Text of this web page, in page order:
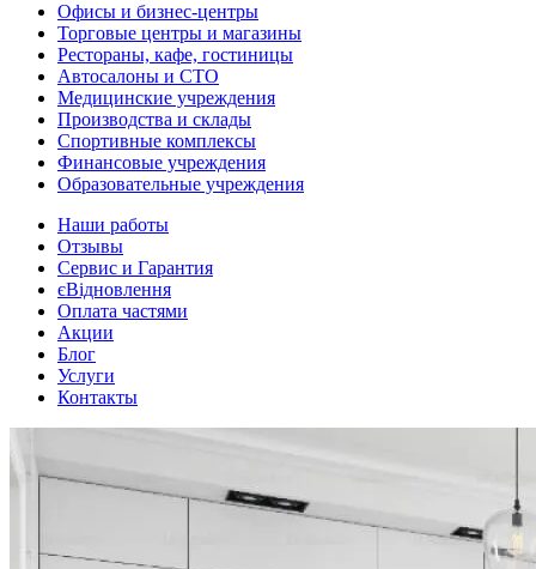
Офисы и бизнес-центры
Торговые центры и магазины
Рестораны, кафе, гостиницы
Автосалоны и СТО
Медицинские учреждения
Производства и склады
Спортивные комплексы
Финансовые учреждения
Образовательные учреждения
Наши работы
Отзывы
Сервис и Гарантия
єВідновлення
Оплата частями
Акции
Блог
Услуги
Контакты